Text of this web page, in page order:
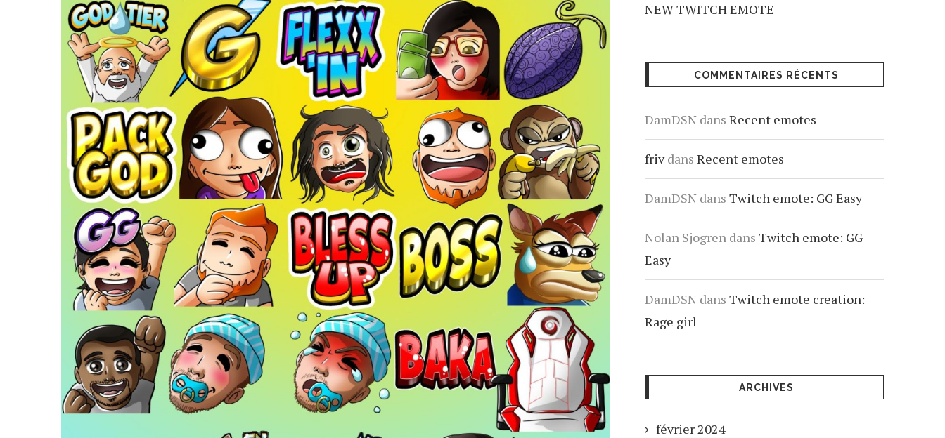
NEW TWITCH EMOTE
COMMENTAIRES RÉCENTS
DamDSN dans Recent emotes
frivdans Recent emotes
DamDSN dans Twitch emote: GG Easy
Nolan Sjogren dans Twitch emote: GG
Easy
DamDSN dans Twitch emote creation:
Rage girl
ARCHIVES
février 2024